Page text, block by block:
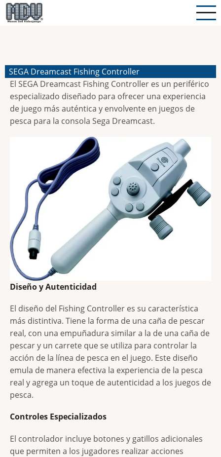
Pasar
al
SEGA Dreamcast Fishing Controller
El SEGA Dreamcast Fishing Controller es un periférico
especializado diseñado para ofrecer una experiencia
de juego más auténtica y envolvente en juegos de
pesca para la consola Sega Dreamcast.
Diseño y Autenticidad
El diseño del Fishing Controller es su característica
más distintiva. Tiene la forma de una caña de pescar
real, con una empuñadura similar a la de una caña de
pescar y un carrete que se utiliza para controlar la
acción de la línea de pesca en el juego. Este diseño
emula de manera efectiva la experiencia de la pesca
real y agrega un toque de autenticidad a los juegos de
pesca.
Controles Especializados
El controlador incluye botones y gatillos adicionales
que permiten a los jugadores realizar acciones